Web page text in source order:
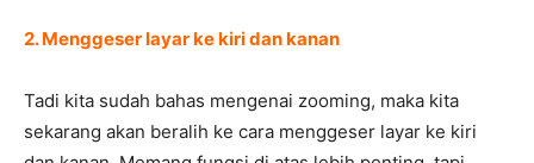
2. Menggeser layar ke kiri dan kanan
Tadi kita sudah bahas mengenai zooming, maka kita
sekarang akan beralih ke cara menggeser layar ke kiri